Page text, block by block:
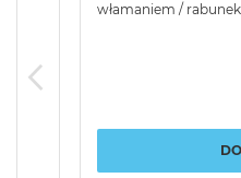
włamaniem /